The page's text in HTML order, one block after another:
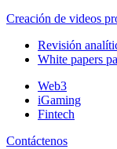
Creación de videos
Revisión
White papers
Web3
iGaming
Fintech
Contáctenos